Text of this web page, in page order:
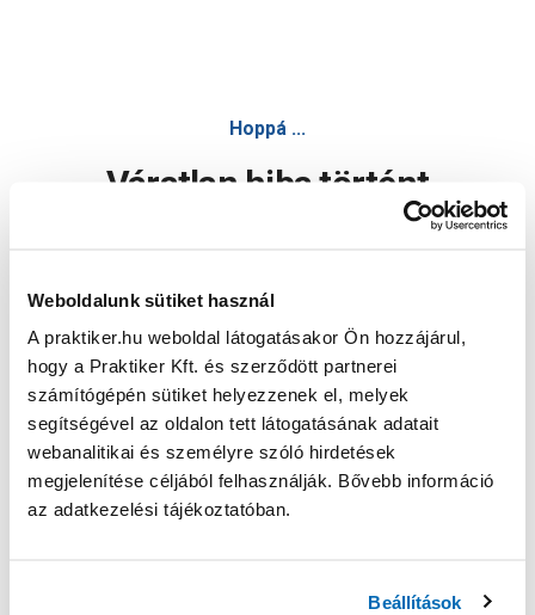
Weboldalunk sütiket használ
A praktiker.hu weboldal látogatásakor Ön hozzájárul,
hogy a Praktiker Kft. és szerződött partnerei
számítógépén sütiket helyezzenek el, melyek
segítségével az oldalon tett látogatásának adatait
webanalitikai és személyre szóló hirdetések
megjelenítése céljából felhasználják. Bővebb információ
az adatkezelési tájékoztatóban.
Beállítások
Hoppá ...
Váratlan hiba történt
Oldal újratöltése